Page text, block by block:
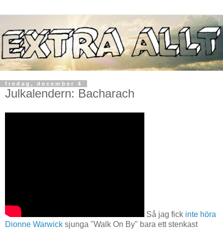
fredag, december 4
Julkalendern: Bacharach
Så jag fick inte höra
Dionne Warwick sjunga "Walk On By" bara ett stenkast